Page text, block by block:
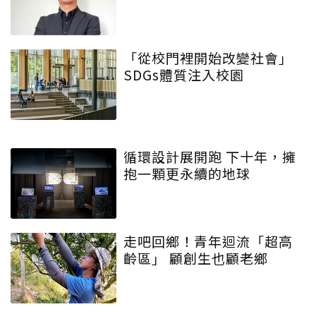
「從校門裡開始改變社會」
SDGs體質注入校園
循環設計展開跑 下十年，擁
抱一顆更永續的地球
走吧回鄉！青年迴流「超高
齡區」 顧創生也顧老鄉